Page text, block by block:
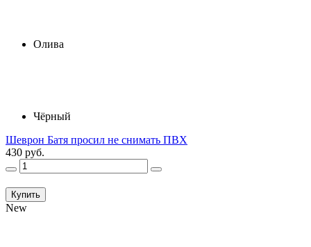
Олива
Чёрный
Шеврон Батя просил не снимать ПВХ
430 руб.
Купить
New